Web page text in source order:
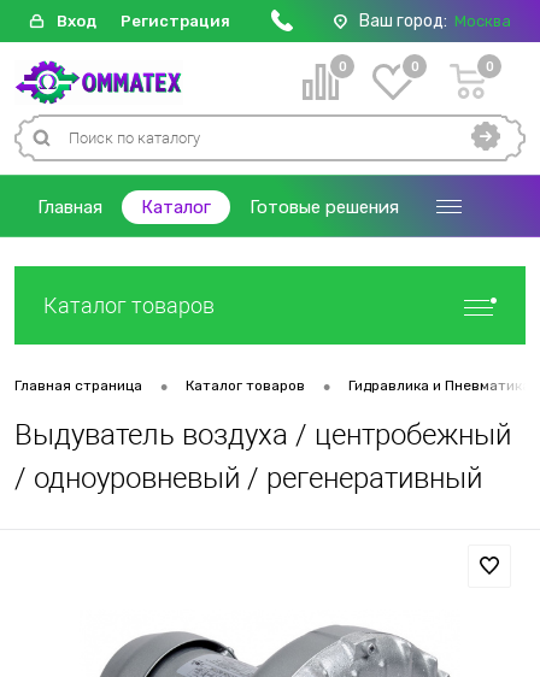
Вход Регистрация Ваш город: Москва
0 0 0
Главная Каталог Готовые решения
Каталог товаров
Главная страница • Каталог товаров • Гидравлика и Пневматика
Выдуватель воздуха / центробежный
/ одноуровневый / регенеративный